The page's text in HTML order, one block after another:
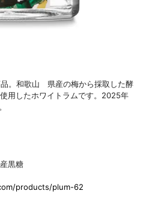
。和歌山 県産の梅から採取した酵
用したホワイトラムです。2025年
黒糖
products/plum-62